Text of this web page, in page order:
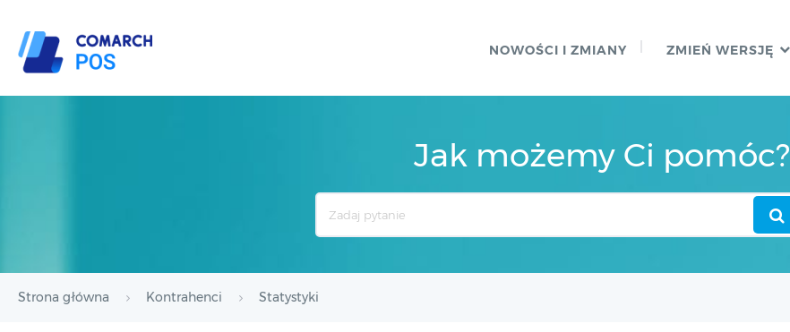
NOWOŚCI I ZMIANY ZMIEŃ WERSJĘ
Jak możemy Ci pomóc?
Strona główna Kontrahenci Statystyki